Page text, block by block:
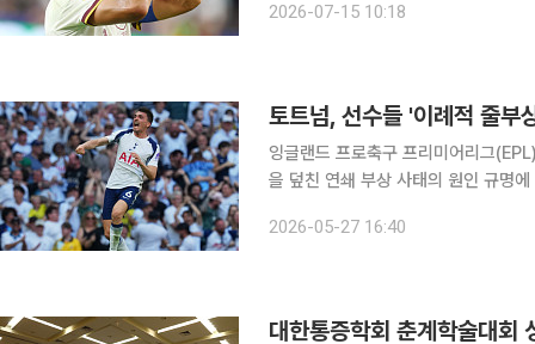
공화국 월드컵 이후 16년 만에 월드컵
2026-07-15 10:18
토트넘, 선수들 '이례적 줄부
잉글랜드 프로축구 프리미어리그
을 덮친 연쇄 부상 사태의 원인 규명
넘이 올 시즌 선수단 부상 문제 전반
2026-05-27 16:40
대한통증학회 춘계학술대회